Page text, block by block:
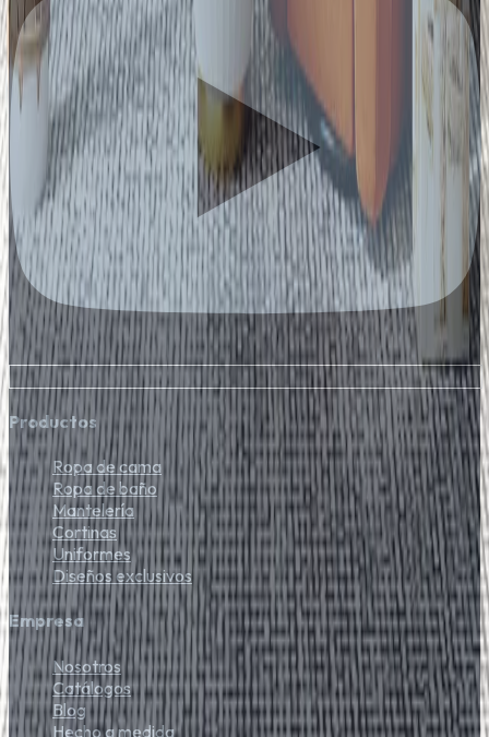
Productos
Ropa de cama
Ropa de baño
Mantelería
Cortinas
Uniformes
Diseños exclusivos
Empresa
Nosotros
Catálogos
Blog
Hecho a medida